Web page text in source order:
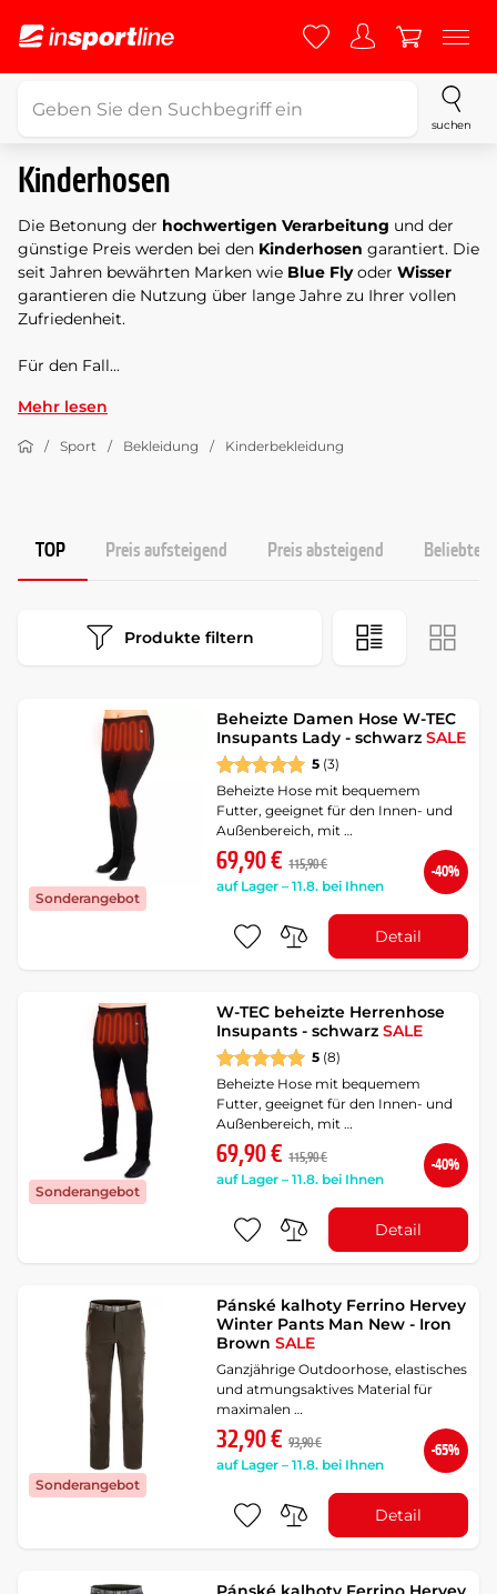
suchen
Kinderhosen
Die Betonung der hochwertigen Verarbeitung und der
günstige Preis werden bei den Kinderhosen garantiert. Die
seit Jahren bewährten Marken wie Blue Flyoder Wisser
garantieren die Nutzung über lange Jahre zu Ihrer vollen
Zufriedenheit.
Für den Fall...
Mehr lesen
Sport Bekleidung Kinderbekleidung
TOP Preis aufsteigend Preis absteigend
Produkte filtern
Sonderangebot
Beheizte Damen Hose W-TEC
Insupants Lady - schwarzSALE
5 (3)
Beheizte Hose mit bequemem
Futter, geeignet für den Innen- und
Außenbereich, mit …
69,90 € 115,90 €
auf Lager – 11.8. bei Ihnen
-40%
Detail
Sonderangebot
W-TEC beheizte Herrenhose
Insupants - schwarzSALE
5 (8)
Beheizte Hose mit bequemem
Futter, geeignet für den Innen- und
Außenbereich, mit …
69,90 € 115,90 €
auf Lager – 11.8. bei Ihnen
-40%
Detail
Sonderangebot
Pánské kalhoty Ferrino Hervey
Winter Pants Man New - Iron
BrownSALE
Ganzjährige Outdoorhose, elastisches
und atmungsaktives Material für
maximalen …
32,90 € 93,90 €
auf Lager – 11.8. bei Ihnen
-65%
Detail